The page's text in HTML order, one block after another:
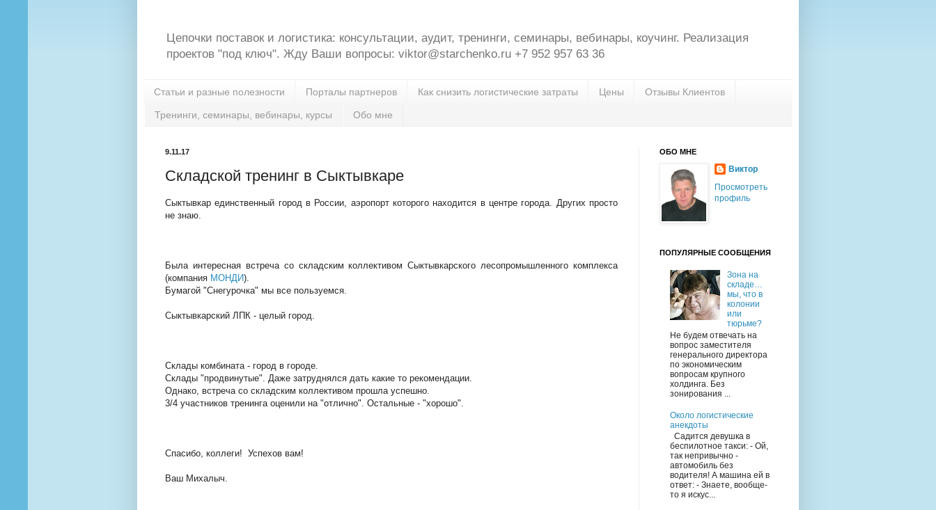
Цепочки поставок и логистика: консультации, аудит, тренинги, семинары, вебинары, коучинг. Реализация
проектов "под ключ". Жду Ваши вопросы: viktor@starchenko.ru +7 952 957 63 36
Статьи и разные полезности Порталы партнеров Как снизить логистические затраты Цены Отзывы Клиентов
Тренинги, семинары, вебинары, курсы Обо мне
9.11.17
Складской тренинг в Сыктывкаре
Сыктывкар единственный город в России, аэропорт которого находится в центре города. Других просто
не знаю.
Была интересная встреча со складским коллективом Сыктывкарского лесопромышленного комплекса
(компания МОНДИ).
Бумагой "Снегурочка" мы все пользуемся.
Сыктывкарский ЛПК - целый город.
Склады комбината - город в городе.
Склады "продвинутые". Даже затруднялся дать какие то рекомендации.
Однако, встреча со складским коллективом прошла успешно.
3/4 участников тренинга оценили на "отлично". Остальные - "хорошо".
Спасибо, коллеги! Успехов вам!
Ваш Михалыч.
ОБО МНЕ
Виктор
Просмотреть
профиль
ПОПУЛЯРНЫЕ СООБЩЕНИЯ
Зона на
складе…
мы, что в
колонии
или
тюрьме?
Не будем отвечать на
вопрос заместителя
генерального директора
по экономическим
вопросам крупного
холдинга. Без
зонирования ...
Около логистические
анекдоты
Cадится девушка в
беспилотное такси: - Ой,
так непривычно -
автомобиль без
водителя! А машина ей в
ответ: - Знаете, вообще-
то я искус...